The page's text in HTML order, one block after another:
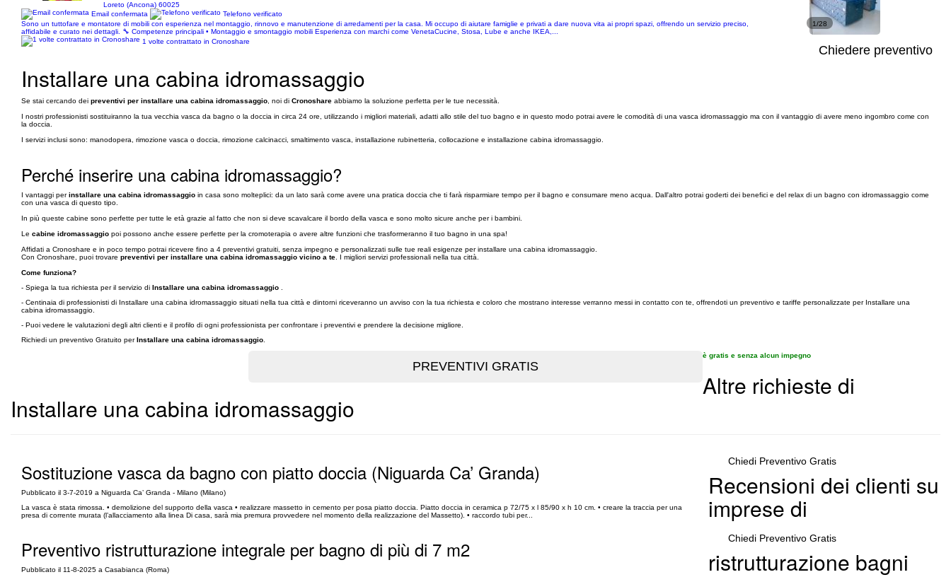
Loreto (Ancona) 60025
Email confermata
Telefono verificato
Sono un tuttofare e montatore di mobili con esperienza nel montaggio, rinnovo e manutenzione di arredamenti per la casa. Mi occupo di aiutare famiglie e privati a dare nuova vita ai propri spazi, offrendo un servizio preciso,
affidabile e curato nei dettagli. 🔧 Competenze principali • Montaggio e smontaggio mobili Esperienza con marchi come VenetaCucine, Stosa, Lube e anche IKEA,...
1 volte contrattato in Cronoshare
1/28
Chiedere preventivo
Installare una cabina idromassaggio
Se stai cercando dei preventivi per installare una cabina idromassaggio , noi di Cronoshare abbiamo la soluzione perfetta per le tue necessità.
I nostri professionisti sostituiranno la tua vecchia vasca da bagno o la doccia in circa 24 ore, utilizzando i migliori materiali, adatti allo stile del tuo bagno e in questo modo potrai avere le comodità di una vasca idromassaggio ma con il vantaggio di avere meno ingombro come con
la doccia.
I servizi inclusi sono: manodopera, rimozione vasca o doccia, rimozione calcinacci, smaltimento vasca, installazione rubinetteria, collocazione e installazione cabina idromassaggio.
Perché inserire una cabina idromassaggio?
I vantaggi perinstallare una cabina idromassaggio in casa sono molteplici: da un lato sarà come avere una pratica doccia che ti farà risparmiare tempo per il bagno e consumare meno acqua. Dall'altro potrai goderti dei benefici e del relax di un bagno con idromassaggio come
con una vasca di questo tipo.
In più queste cabine sono perfette per tutte le età grazie al fatto che non si deve scavalcare il bordo della vasca e sono molto sicure anche per i bambini.
Le cabine idromassaggio poi possono anche essere perfette per la cromoterapia o avere altre funzioni che trasformeranno il tuo bagno in una spa!
Affidati a Cronoshare e in poco tempo potrai ricevere fino a 4 preventivi gratuiti, senza impegno e personalizzati sulle tue reali esigenze per installare una cabina idromassaggio.
Con Cronoshare, puoi trovare preventivi per installare una cabina idromassaggio vicino a te . I migliori servizi professionali nella tua città.
Come funziona?
- Spiega la tua richiesta per il servizio di Installare una cabina idromassaggio
- Centinaia di professionisti di Installare una cabina idromassaggio situati nella tua città e dintorni riceveranno un avviso con la tua richiesta e coloro che mostrano interesse verranno messi in contatto con te, offrendoti un preventivo e tariffe personalizzate per Installare una
cabina idromassaggio.
- Puoi vedere le valutazioni degli altri clienti e il profilo di ogni professionista per confrontare i preventivi e prendere la decisione migliore.
Richiedi un preventivo Gratuito perInstallare una cabina idromassaggio
è gratis e senza alcun impegno
Altre richieste di
Installare una cabina idromassaggio
Sostituzione vasca da bagno con piatto doccia (Niguarda Ca’ Granda)
Pubblicato il 3-7-2019 a Niguarda Ca’ Granda - Milano (Milano)
La vasca è stata rimossa. • demolizione del supporto della vasca • realizzare massetto in cemento per posa piatto doccia. Piatto doccia in ceramica p 72/75 x l 85/90 x h 10 cm. • creare la traccia per una
presa di corrente murata (l’allacciamento alla linea Di casa, sarà mia premura provvedere nel momento della realizzazione del Massetto). • raccordo tubi per...
Chiedi Preventivo Gratis
Preventivo ristrutturazione integrale per bagno di più di 7 m2
Pubblicato il 11-8-2025 a Casabianca (Roma)
Chiedi Preventivo Gratis
Recensioni dei clienti su
imprese di
ristrutturazione bagni